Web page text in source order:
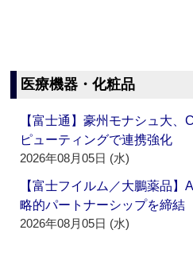
医療機器・化粧品
【富士通】豪州モナシュ大、
ピューティングで連携強化
2026年08月05日 (水)
【富士フイルム／大鵬薬品
略的パートナーシップを締結
2026年08月05日 (水)